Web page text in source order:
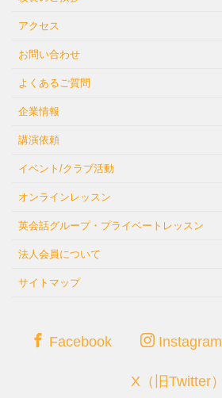
アクセス
お問い合わせ
よくあるご質問
企業情報
講演依頼
イベント/クラブ活動
オンラインレッスン
英会話グループ・プライベートレッスン
法人会員について
サイトマップ
Facebook Instagram
X（旧Twitter）